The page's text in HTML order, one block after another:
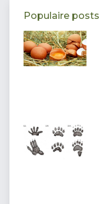
Populaire posts